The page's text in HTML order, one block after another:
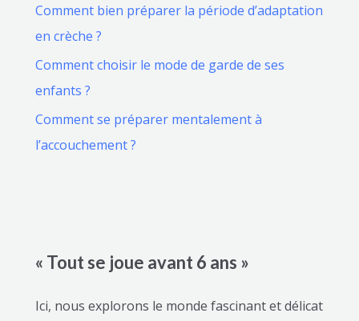
Comment bien préparer la période d’adaptation
en crèche ?
Comment choisir le mode de garde de ses
enfants ?
Comment se préparer mentalement à
l’accouchement ?
« Tout se joue avant 6 ans »
Ici, nous explorons le monde fascinant et délicat